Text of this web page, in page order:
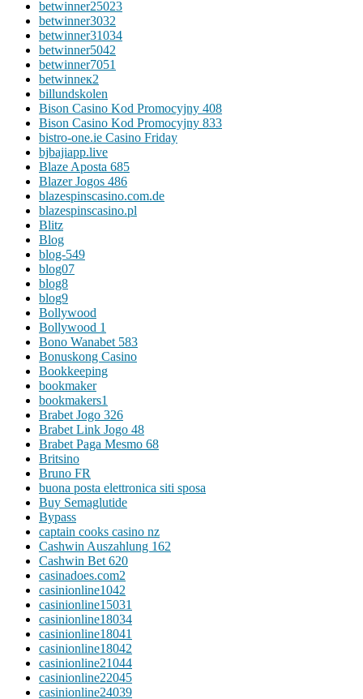
betwinner25023
betwinner3032
betwinner31034
betwinner5042
betwinner7051
betwinneк2
billundskolen
Bison Casino Kod Promocyjny 408
Bison Casino Kod Promocyjny 833
bistro-one.ie Casino Friday
bjbajiapp.live
Blaze Aposta 685
Blazer Jogos 486
blazespinscasino.com.de
blazespinscasino.pl
Blitz
Blog
blog-549
blog07
blog8
blog9
Bollywood
Bollywood 1
Bono Wanabet 583
Bonuskong Casino
Bookkeeping
bookmaker
bookmakers1
Brabet Jogo 326
Brabet Link Jogo 48
Brabet Paga Mesmo 68
Britsino
Bruno FR
buona posta elettronica siti sposa
Buy Semaglutide
Bypass
captain cooks casino nz
Cashwin Auszahlung 162
Cashwin Bet 620
casinadoes.com2
casinionline1042
casinionline15031
casinionline18034
casinionline18041
casinionline18042
casinionline21044
casinionline22045
casinionline24039